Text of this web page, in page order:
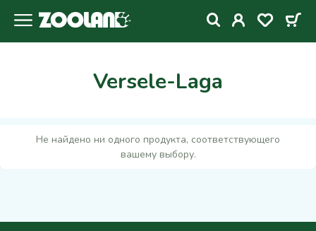
Versele-Laga
Не найдено ни одного продукта, соответствующего
вашему выбору.